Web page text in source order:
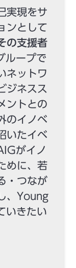
実現をサ
ンとして
の支援者
ループで
ネットワ
ジネスス
ントとの
のイノベ
いたイベ
がイノ
めに、若
・つなが
、Young
いきたい